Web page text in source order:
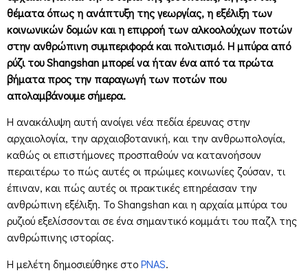
θέματα όπως η ανάπτυξη της γεωργίας, η εξέλιξη των
κοινωνικών δομών και η επιρροή των αλκοολούχων ποτών
στην ανθρώπινη συμπεριφορά και πολιτισμό. Η μπύρα από
ρύζι του Shangshan μπορεί να ήταν ένα από τα πρώτα
βήματα προς την παραγωγή των ποτών που
απολαμβάνουμε σήμερα.
Η ανακάλυψη αυτή ανοίγει νέα πεδία έρευνας στην
αρχαιολογία, την αρχαιοβοτανική, και την ανθρωπολογία,
καθώς οι επιστήμονες προσπαθούν να κατανοήσουν
περαιτέρω το πώς αυτές οι πρώιμες κοινωνίες ζούσαν, τι
έπιναν, και πώς αυτές οι πρακτικές επηρέασαν την
ανθρώπινη εξέλιξη. Το Shangshan και η αρχαία μπύρα του
ρυζιού εξελίσσονται σε ένα σημαντικό κομμάτι του παζλ της
ανθρώπινης ιστορίας.
Η μελέτη δημοσιεύθηκε στοPNAS.